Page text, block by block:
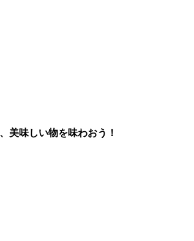
美味しい物を味わおう！